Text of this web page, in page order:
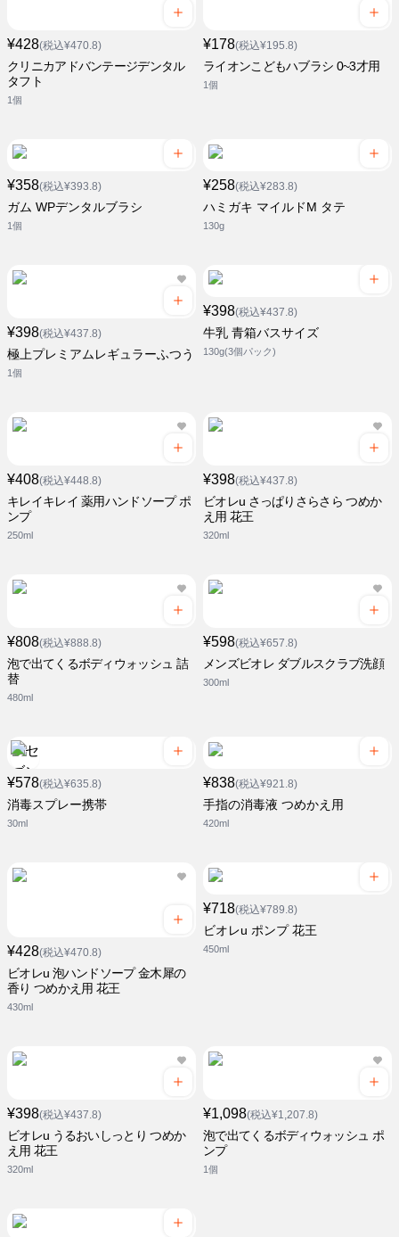
¥428(税込¥470.8)
クリニカアドバンテージデンタル
タフト
1個
¥178(税込¥195.8)
ライオンこどもハブラシ 0~3才用
1個
¥358(税込¥393.8)
ガム WPデンタルブラシ
1個
¥258(税込¥283.8)
ハミガキ マイルドM タテ
130g
¥398(税込¥437.8)
極上プレミアムレギュラーふつう
1個
¥398(税込¥437.8)
牛乳 青箱バスサイズ
130g(3個パック)
¥408(税込¥448.8)
キレイキレイ 薬用ハンドソープ ポ
ンプ
250ml
¥398(税込¥437.8)
ビオレu さっぱりさらさら つめか
え用 花王
320ml
¥808(税込¥888.8)
泡で出てくるボディウォッシュ 詰
替
480ml
¥598(税込¥657.8)
メンズビオレ ダブルスクラブ洗顔
300ml
¥578(税込¥635.8)
消毒スプレー携帯
30ml
¥838(税込¥921.8)
手指の消毒液 つめかえ用
420ml
¥428(税込¥470.8)
ビオレu 泡ハンドソープ 金木犀の
香り つめかえ用 花王
430ml
¥718(税込¥789.8)
ビオレu ポンプ 花王
450ml
¥398(税込¥437.8)
ビオレu うるおいしっとり つめか
え用 花王
320ml
¥1,098(税込¥1,207.8)
泡で出てくるボディウォッシュ ポ
ンプ
1個